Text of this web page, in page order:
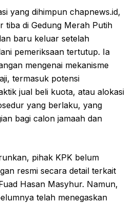
yang dihimpun chapnews.id,
tiba di Gedung Merah Putih
baru keluar setelah
pemeriksaan tertutup. Ia
mengenai mekanisme
termasuk potensi
jual beli kuota, atau alokasi
yang berlaku, yang
bagi calon jamaah dan
pihak KPK belum
resmi secara detail terkait
Hasan Masyhur. Namun,
telah menegaskan